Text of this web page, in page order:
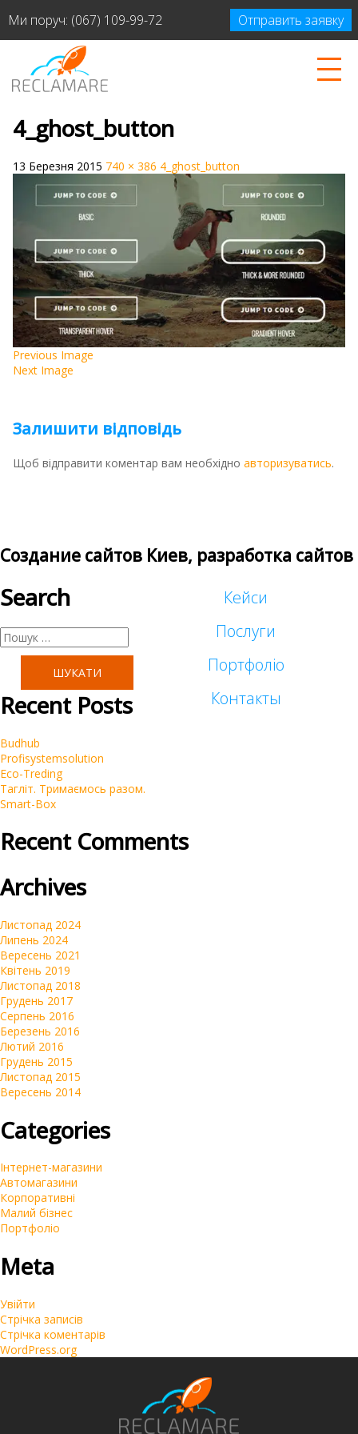
Ми поруч: (067) 109-99-72 Отправить заявку
4_ghost_button
13 Березня 2015 740 × 386 4_ghost_button
Previous Image
Next Image
Залишити відповідь
Щоб відправити коментар вам необхідно авторизуватись.
Создание сайтов Киев, разработка сайтов
Кейси
Послуги
Таргетована реклама
Портфоліо
Малий бізнес
Контакты
Search
Пошук:
Recent Posts
Budhub
Profisystemsolution
Eco-Treding
Тагліт. Тримаємось разом.
Smart-Box
Recent Comments
Archives
Листопад 2024
Липень 2024
Вересень 2021
Квітень 2019
Листопад 2018
Грудень 2017
Серпень 2016
Березень 2016
Лютий 2016
Грудень 2015
Листопад 2015
Вересень 2014
Categories
Інтернет-магазини
Автомагазини
Корпоративні
Малий бізнес
Портфоліо
Meta
Увійти
Стрічка записів
Стрічка коментарів
WordPress.org